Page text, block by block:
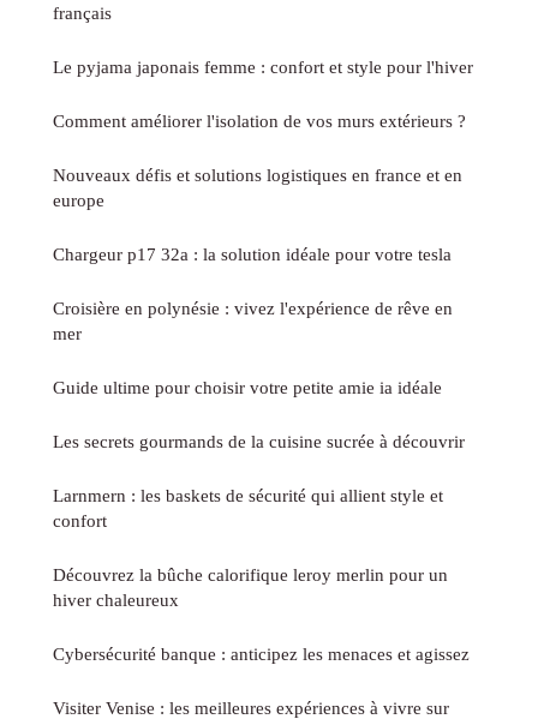
français
Le pyjama japonais femme : confort et style pour l'hiver
Comment améliorer l'isolation de vos murs extérieurs ?
Nouveaux défis et solutions logistiques en france et en
europe
Chargeur p17 32a : la solution idéale pour votre tesla
Croisière en polynésie : vivez l'expérience de rêve en
mer
Guide ultime pour choisir votre petite amie ia idéale
Les secrets gourmands de la cuisine sucrée à découvrir
Larnmern : les baskets de sécurité qui allient style et
confort
Découvrez la bûche calorifique leroy merlin pour un
hiver chaleureux
Cybersécurité banque : anticipez les menaces et agissez
Visiter Venise : les meilleures expériences à vivre sur